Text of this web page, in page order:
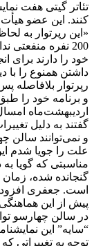
تئاتر گیتی هفت
کنند. این عضو هیأت
«این رپرتوار به
200 نفره
خود را دارند برای
داشتن همنوع را با
رپرتوار
و برنامه خود را
اردیبهشت‌ماه
گفتند به دلیل
و نمی‌توانند سالن
علت را جویا شدم
مناسبتی که گویا
گنجانده شده، زمان
است. جعفری افزود:
پیش از این
در سالن چهارسو
“سایه” این